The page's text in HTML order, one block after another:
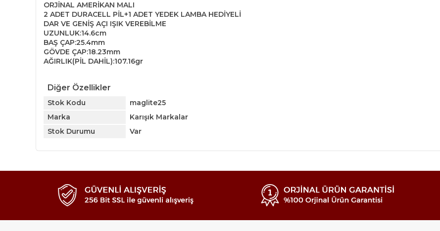
ORJİNAL AMERİKAN MALI
2 ADET DURACELL PİL+1 ADET YEDEK LAMBA HEDİYELİ
DAR VE GENİŞ AÇI IŞIK VEREBİLME
UZUNLUK:14.6cm
BAŞ ÇAP:25.4mm
GÖVDE ÇAP:18.23mm
AĞIRLIK(PİL DAHİL):107.16gr
Diğer Özellikler
Stok Kodu
maglite25
Marka
Karışık Markalar
Stok Durumu
Var